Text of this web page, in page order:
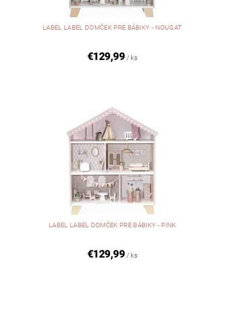
LABEL LABEL DOMČEK PRE BÁBIKY - NOUGAT
€129,99 / ks
LABEL LABEL DOMČEK PRE BÁBIKY - PINK
€129,99 / ks